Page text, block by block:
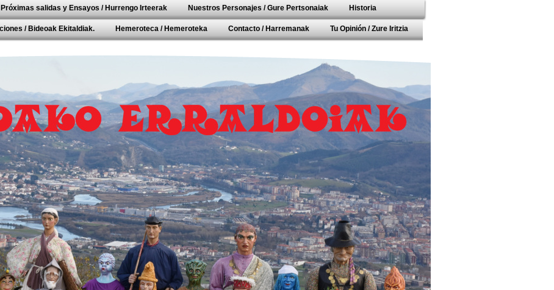
Próximas salidas y Ensayos / Hurrengo Irteerak Nuestros Personajes / Gure Pertsonaiak Historia
/ Bideoak Ekitaldiak. Hemeroteca / Hemeroteka Contacto / Harremanak Tu Opinión / Zure Iritzia